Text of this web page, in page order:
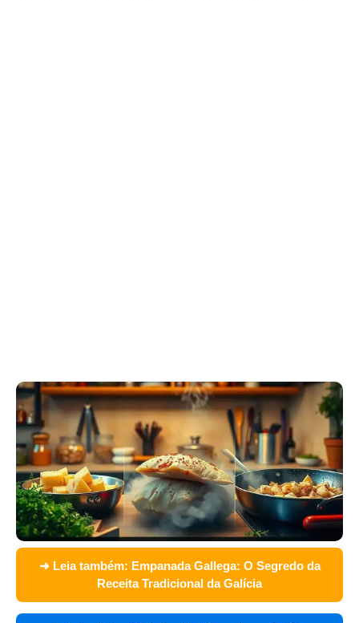
➜ Leia também: Empanada Gallega: O Segredo da
Receita Tradicional da Galícia